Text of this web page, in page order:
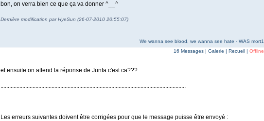
bon, on verra bien ce que ça va donner ^__^
Dernière modification par HyeSun (26-07-2010 20:55:07)
We wanna see blood, we wanna see hate - WAS mort1
16 Messages | Galerie | Recueil | Offline
et ensuite on attend la réponse de Junta c'est ca???
...............................................................................................................................
Les erreurs suivantes doivent être corrigées pour que le message puisse être envoyé :